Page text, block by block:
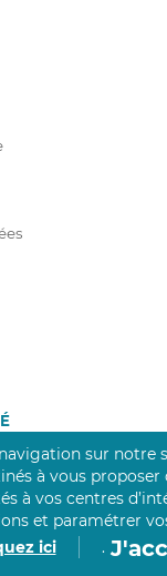
de carte
société dûment
sur notre
à vous
à vos centres
et paramétrer
ici
.